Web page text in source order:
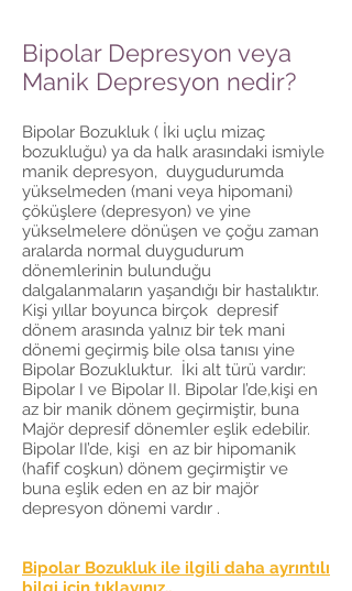
Bipolar Depresyon veya
Manik Depresyon nedir?
Bipolar Bozukluk ( İki uçlu mizaç
bozukluğu) ya da halk arasındaki ismiyle
manik depresyon, duygudurumda
yükselmeden (mani veya hipomani)
çöküşlere (depresyon) ve yine
yükselmelere dönüşen ve çoğu zaman
aralarda normal duygudurum
dönemlerinin bulunduğu
dalgalanmaların yaşandığı bir hastalıktır.
Kişi yıllar boyunca birçok depresif
dönem arasında yalnız bir tek mani
dönemi geçirmiş bile olsa tanısı yine
Bipolar Bozukluktur. İki alt türü vardır:
Bipolar I ve Bipolar II. Bipolar I’de,kişi en
az bir manik dönem geçirmiştir, buna
Majör depresif dönemler eşlik edebilir.
Bipolar II’de, kişi en az bir hipomanik
(hafif coşkun) dönem geçirmiştir ve
buna eşlik eden en az bir majör
depresyon dönemi vardır .
Bipolar Bozukluk ile ilgili daha ayrıntılı